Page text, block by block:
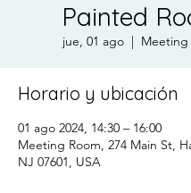
Painted
jue, 01 ago
  |
Meeting
Horario y ubicación
01 ago 2024, 14:30 – 16:00
Meeting Room, 274 Main St,
NJ 07601, USA